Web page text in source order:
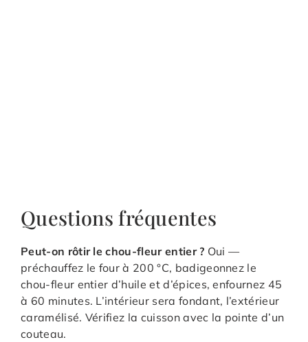
Questions fréquentes
Peut-on rôtir le chou-fleur entier ? Oui —
préchauffez le four à 200 °C, badigeonnez le
chou-fleur entier d’huile et d’épices, enfournez 45
à 60 minutes. L’intérieur sera fondant, l’extérieur
caramélisé. Vérifiez la cuisson avec la pointe d’un
couteau.